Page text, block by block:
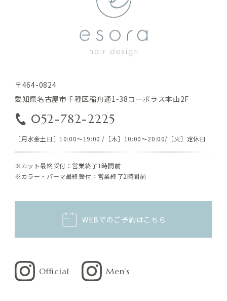
〒464-0824
愛知県名古屋市千種区稲舟通1-38コーポラス本山2F
052-782-2225
［月水金土日］10:00～19:00 /［木］10:00～20:00/［火］定休日
※カット最終受付：営業終了1時間前
※カラー・パーマ最終受付：営業終了2時間前
WEBでのご予約はこちら
Official Men’s